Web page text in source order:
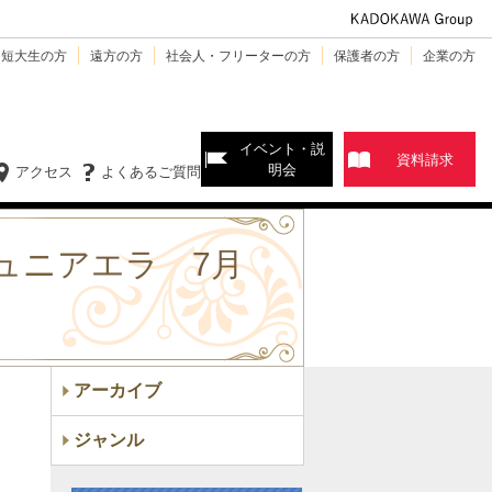
大生の方 遠方の方 社会人・フリーターの方 保護者の方 企業の方
よくあるご質問
アクセス
イベント・説
明会
資料請求
ニアエラ 7月
アーカイブ
ジャンル